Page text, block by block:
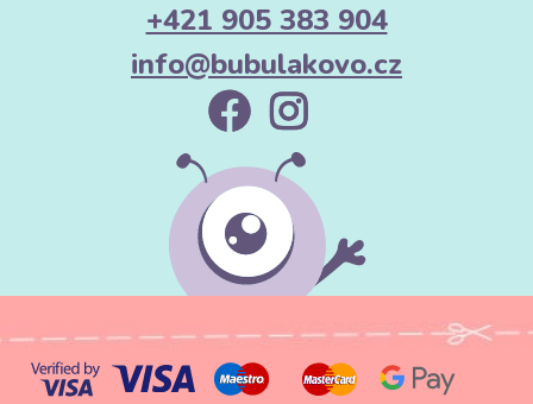
+421 905 383 904
info@bubulakovo.cz